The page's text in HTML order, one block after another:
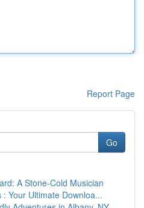
Report Page
Go
A Stone-Cold Musician
Your Ultimate Downloa...